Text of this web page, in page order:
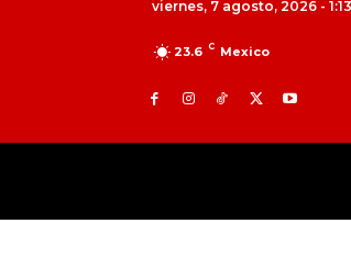
viernes, 7 agosto, 2026 -
23.6 C Mexico
TOLUCA 98.9 FM |